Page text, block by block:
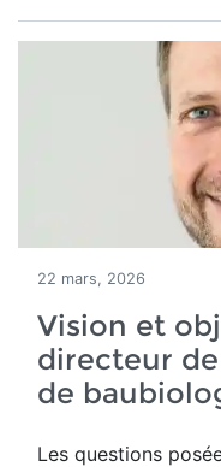
22 mars, 2026
Vision et
directeur
de
Les questions